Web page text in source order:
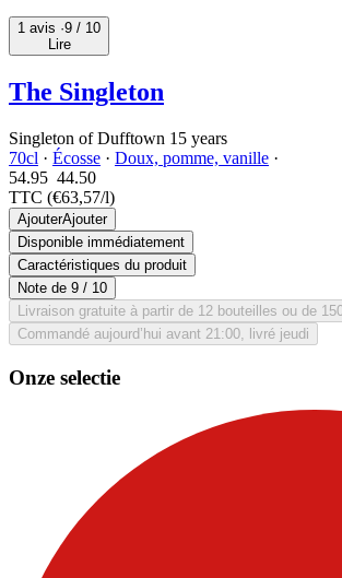
1 avis ·9 / 10
Lire
The Singleton
Singleton of Dufftown 15 years
70cl · Écosse · Doux, pomme, vanille ·
54.95 44.50
TTC (€63,57/l)
AjouterAjouter
Disponible immédiatement
Caractéristiques du produit
Note de 9 / 10
Livraison gratuite à partir de 12 bouteilles ou de
Commandé aujourd’hui avant 21:00, livré jeudi
Onze selectie